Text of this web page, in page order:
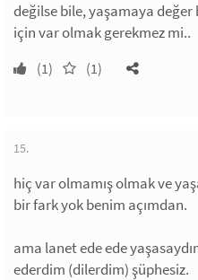
değilse bile, yaşamaya
için var olmak gerekmez mi..
(1) (1)
15.
hiç var olmamış olmak ve
bir fark yok benim açımdan.
ama lanet ede ede
ederdim (dilerdim) şüphesiz.